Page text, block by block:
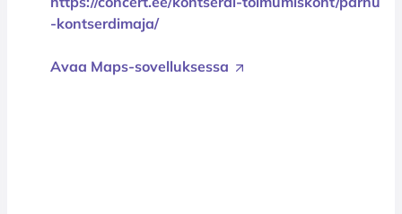
-kontserdimaja/
Avaa Maps-sovelluksessa